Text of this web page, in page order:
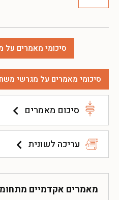
סיכומי מאמרים על מגרשי
סיכום מאמרים
עריכה לשונית
מאמרים אקדמיים
סיכומי מאמרים על